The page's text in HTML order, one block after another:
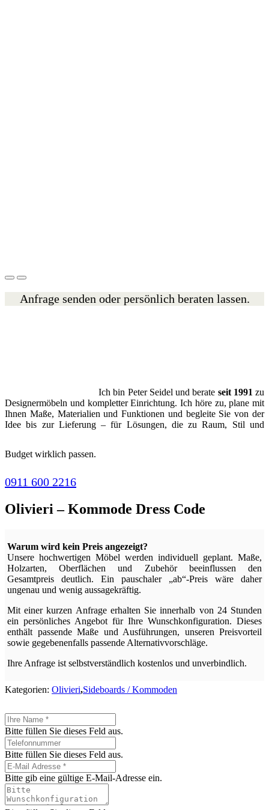
Anfrage senden oder persönlich beraten lassen.
Ich bin Peter Seidel und berate seit 1991 zu
Designermöbeln und kompletter Einrichtung. Ich höre zu, plane mit
Ihnen Maße, Materialien und Funktionen und begleite Sie von der
Idee bis zur Lieferung – für Lösungen, die zu Raum, Stil und
Budget wirklich passen.
0911 600 2216
Olivieri – Kommode Dress Code
Warum wird kein Preis angezeigt?
Unsere hochwertigen Möbel werden individuell geplant. Maße,
Holzarten, Oberflächen und Zubehör beeinflussen den
Gesamtpreis deutlich. Ein pauschaler „ab“-Preis wäre daher
ungenau und wenig aussagekräftig.
Mit einer kurzen Anfrage erhalten Sie innerhalb von 24 Stunden
ein persönliches Angebot für Ihre Wunschkonfiguration. Dieses
enthält passende Maße und Ausführungen, unseren Preisvorteil
sowie gegebenenfalls passende Alternativvorschläge.
Ihre Anfrage ist selbstverständlich kostenlos und unverbindlich.
Kategorien: Olivieri,Sideboards / Kommoden
Bitte füllen Sie dieses Feld aus.
Bitte füllen Sie dieses Feld aus.
Bitte gib eine gültige E-Mail-Adresse ein.